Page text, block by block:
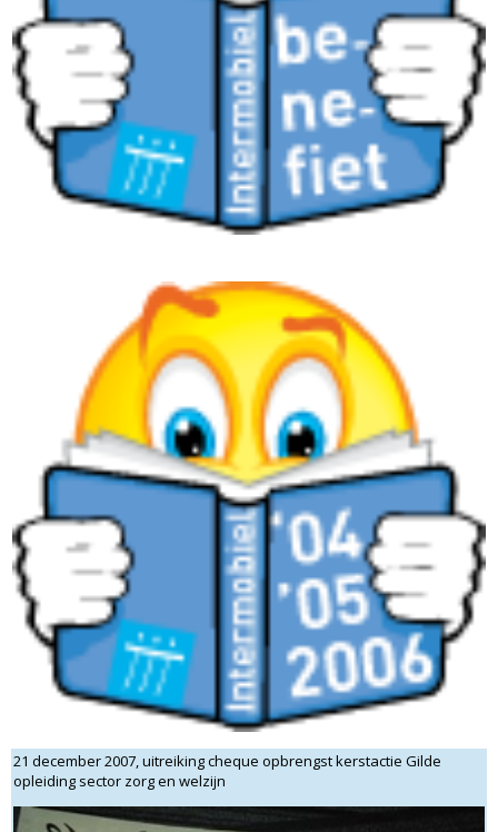
21 december 2007, uitreiking cheque opbrengst kerstactie Gilde
opleiding sector zorg en welzijn